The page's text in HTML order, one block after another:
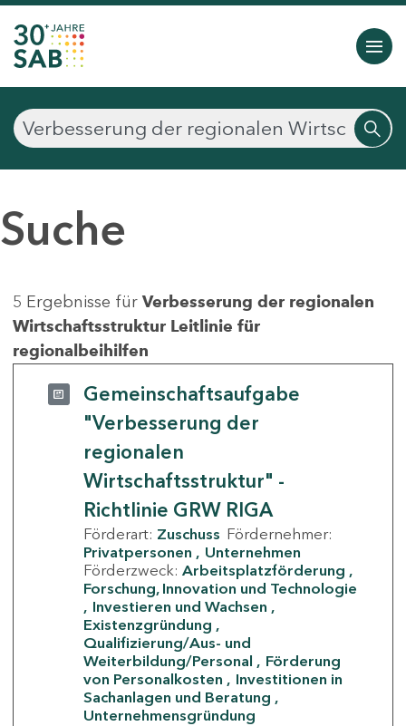
Suche
5 Ergebnisse für Verbesserung der regionalen
Wirtschaftsstruktur Leitlinie für
regionalbeihilfen
Gemeinschaftsaufgabe
"Verbesserung der
regionalen
Wirtschaftsstruktur" -
Richtlinie GRW RIGA
Förderart: Zuschuss Fördernehmer:
Privatpersonen
Unternehmen
Förderzweck: Arbeitsplatzförderung
Forschung, Innovation und Technologie
Investieren und Wachsen
Existenzgründung
Qualifizierung/Aus- und
Weiterbildung/Personal
Förderung
von Personalkosten
Investitionen in
Sachanlagen und Beratung
Unternehmensgründung